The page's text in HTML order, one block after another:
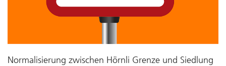
Normalisierung zwischen Hörnli Grenze und Siedlung